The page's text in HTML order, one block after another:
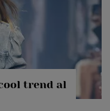
trend al